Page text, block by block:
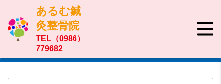
あるむ鍼
灸整骨院
TEL（0986）
779682